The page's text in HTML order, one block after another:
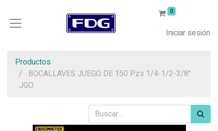
0
Iniciar sesión
Productos
BOCALLAVES JUEGO DE 150 Pzs 1/4-1/2-3/8"
JGO